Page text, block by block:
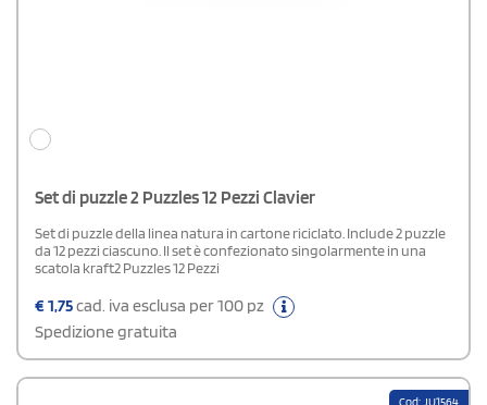
Set di puzzle 2 Puzzles 12 Pezzi Clavier
Set di puzzle della linea natura in cartone riciclato. Include 2 puzzle
da 12 pezzi ciascuno. Il set è confezionato singolarmente in una
scatola kraft2 Puzzles 12 Pezzi
€1,75cad. iva esclusa per 100 pz
Spedizione gratuita
Cod: JU1564